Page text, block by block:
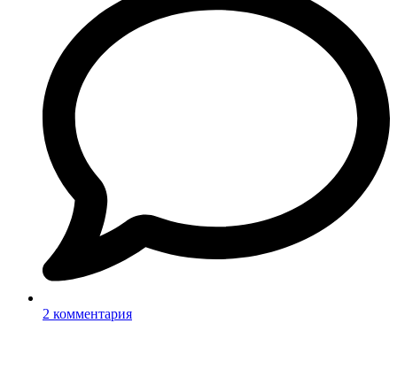
2 комментария